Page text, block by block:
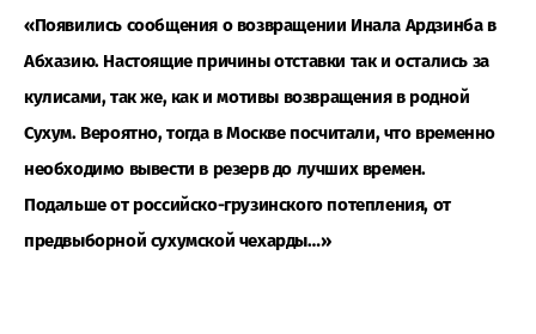
«Появились сообщения о возвращении Инала Ардзинба в
Абхазию. Настоящие причины отставки так и остались за
кулисами, так же, как и мотивы возвращения в родной
Сухум. Вероятно, тогда в Москве посчитали, что временно
необходимо вывести в резерв до лучших времен.
Подальше от российско-грузинского потепления, от
предвыборной сухумской чехарды…»